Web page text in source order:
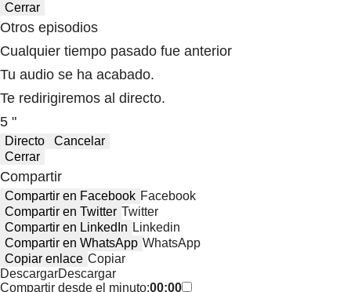
Cerrar
Otros episodios
Cualquier tiempo pasado fue anterior
Tu audio se ha acabado.
Te redirigiremos al directo.
5 "
Directo
Cancelar
Cerrar
Compartir
Compartir en Facebook Facebook
Compartir en Twitter Twitter
Compartir en LinkedIn Linkedin
Compartir en WhatsApp WhatsApp
Copiar enlace Copiar
DescargarDescargar
Compartir desde el minuto:00:00